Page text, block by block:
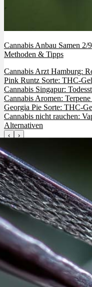
Cannabis Anbau Samen 2/
Methoden & Tipps
Cannabis Arzt Hamburg:
Pink Runtz Sorte: THC-
Cannabis Singapur:
Cannabis Aromen:
Georgia Pie Sorte: THC-
Cannabis nicht rauchen:
Alternativen
‹ ›